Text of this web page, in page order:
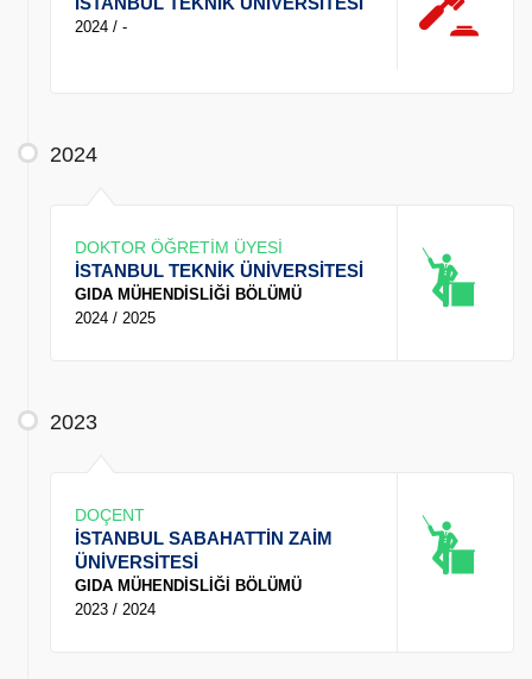
2024 / -
2024
DOKTOR ÖĞRETİM ÜYESİ
İSTANBUL TEKNİK ÜNİVERSİTESİ
GIDA MÜHENDİSLİĞİ BÖLÜMÜ
2024 / 2025
2023
DOÇENT
İSTANBUL SABAHATTİN ZAİM
ÜNİVERSİTESİ
GIDA MÜHENDİSLİĞİ BÖLÜMÜ
2023 / 2024